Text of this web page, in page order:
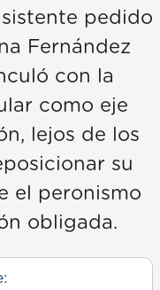
pedido
Fernández
con la
como eje
lejos de los
su
el peronismo
obligada.